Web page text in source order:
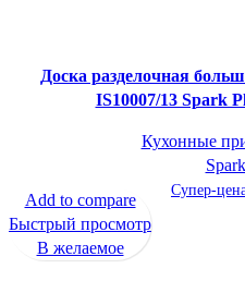
Доска разделочная
IS10007/13 Spark
Кухонные
Супер-
Add to compare
Быстрый просмотр
В желаемое